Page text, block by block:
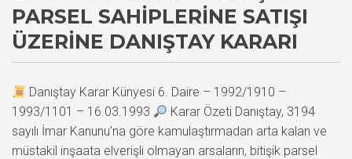
PARSEL SAHIPLERINE SATIŞI
ÜZERINE DANIŞTAY KARARI
Danıştay Karar Künyesi 6. Daire – 1992/1910 –
1993/1101 – 16.03.1993
Karar Özeti Danıştay, 3194
sayılı İmar Kanunu’na göre kamulaştırmadan arta kalan ve
müstakil inşaata elverişli olmayan arsaların, bitişik parsel